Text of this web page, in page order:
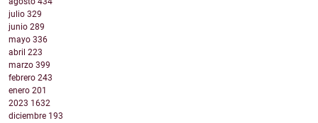
julio 329
junio 289
mayo 336
abril 223
marzo 399
febrero 243
enero 201
2023 1632
diciembre 193